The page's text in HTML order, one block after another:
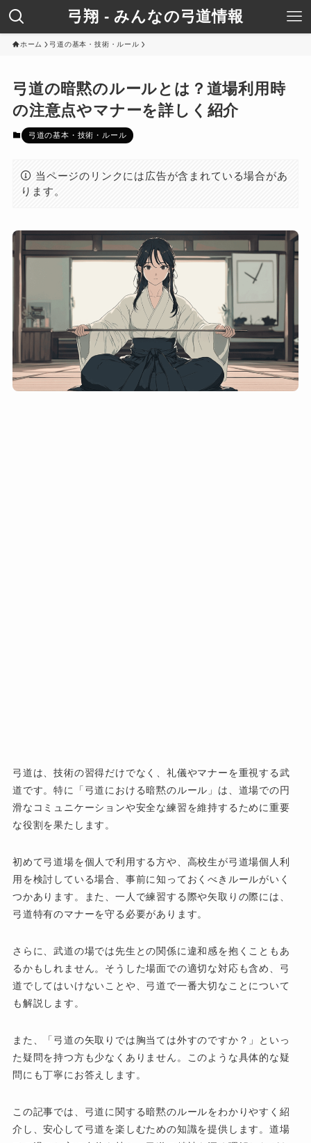
弓翔 - みんなの弓道情報
ホーム 弓道の基本・技術・ルール
弓道の暗黙のルールとは？道場利用時
の注意点やマナーを詳しく紹介
弓道の基本・技術・ルール
当ページのリンクには広告が含まれている場合があ
ります。
弓道は、技術の習得だけでなく、礼儀やマナーを重視する武
道です。特に「弓道における暗黙のルール」は、道場での円
滑なコミュニケーションや安全な練習を維持するために重要
な役割を果たします。
初めて弓道場を個人で利用する方や、高校生が弓道場個人利
用を検討している場合、事前に知っておくべきルールがいく
つかあります。また、一人で練習する際や矢取りの際には、
弓道特有のマナーを守る必要があります。
さらに、武道の場では先生との関係に違和感を抱くこともあ
るかもしれません。そうした場面での適切な対応も含め、弓
道でしてはいけないことや、弓道で一番大切なことについて
も解説します。
また、「弓道の矢取りでは胸当ては外すのですか？」といっ
た疑問を持つ方も少なくありません。このような具体的な疑
問にも丁寧にお答えします。
この記事では、弓道に関する暗黙のルールをわかりやすく紹
介し、安心して弓道を楽しむための知識を提供します。道場